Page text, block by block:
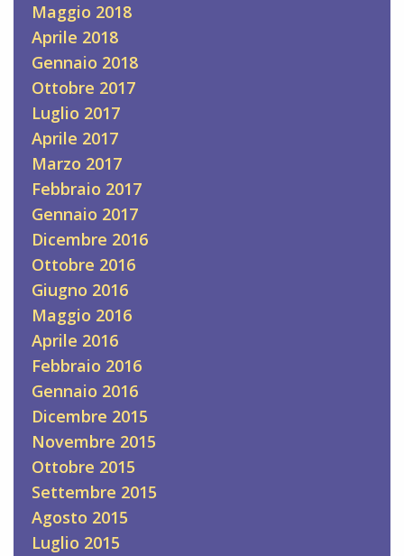
Maggio 2018
Aprile 2018
Gennaio 2018
Ottobre 2017
Luglio 2017
Aprile 2017
Marzo 2017
Febbraio 2017
Gennaio 2017
Dicembre 2016
Ottobre 2016
Giugno 2016
Maggio 2016
Aprile 2016
Febbraio 2016
Gennaio 2016
Dicembre 2015
Novembre 2015
Ottobre 2015
Settembre 2015
Agosto 2015
Luglio 2015